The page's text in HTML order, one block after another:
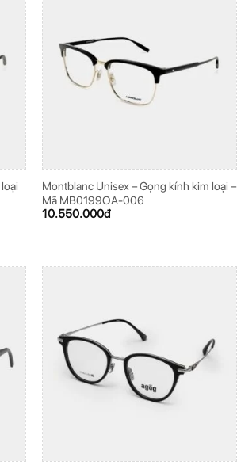
Montblanc Unisex – Gọng kính kim loại –
Mã MB0199OA-006
10.550.000đ